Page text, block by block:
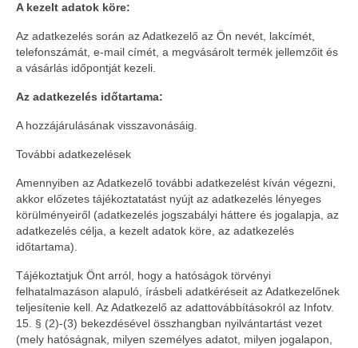
A kezelt adatok köre:
Az adatkezelés során az Adatkezelő az Ön nevét, lakcímét,
telefonszámát, e-mail címét, a megvásárolt termék jellemzőit és
a vásárlás időpontját kezeli.
Az adatkezelés időtartama:
A hozzájárulásának visszavonásáig.
További adatkezelések
Amennyiben az Adatkezelő további adatkezelést kíván végezni,
akkor előzetes tájékoztatatást nyújt az adatkezelés lényeges
körülményeiről (adatkezelés jogszabályi háttere és jogalapja, az
adatkezelés célja, a kezelt adatok köre, az adatkezelés
időtartama).
Tájékoztatjuk Önt arról, hogy a hatóságok törvényi
felhatalmazáson alapuló, írásbeli adatkéréseit az Adatkezelőnek
teljesítenie kell. Az Adatkezelő az adattovábbításokról az Infotv.
15. § (2)-(3) bekezdésével összhangban nyilvántartást vezet
(mely hatóságnak, milyen személyes adatot, milyen jogalapon,